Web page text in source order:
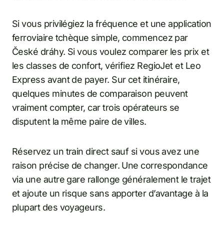
Si vous privilégiez la fréquence et une application
ferroviaire tchèque simple, commencez par
České dráhy. Si vous voulez comparer les prix et
les classes de confort, vérifiez RegioJet et Leo
Express avant de payer. Sur cet itinéraire,
quelques minutes de comparaison peuvent
vraiment compter, car trois opérateurs se
disputent la même paire de villes.
Réservez un train direct sauf si vous avez une
raison précise de changer. Une correspondance
via une autre gare rallonge généralement le trajet
et ajoute un risque sans apporter d’avantage à la
plupart des voyageurs.